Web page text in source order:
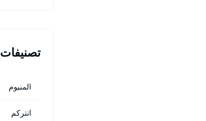
تصنيفات
المنيوم
انتركم